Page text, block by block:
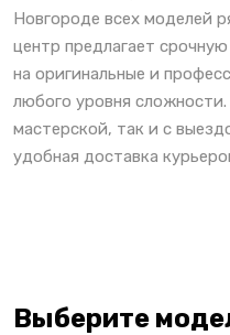
Новгороде всех моделей
центр предлагает
на оригинальные и
любого уровня
мастерской, так и с
удобная доставка
Выберите